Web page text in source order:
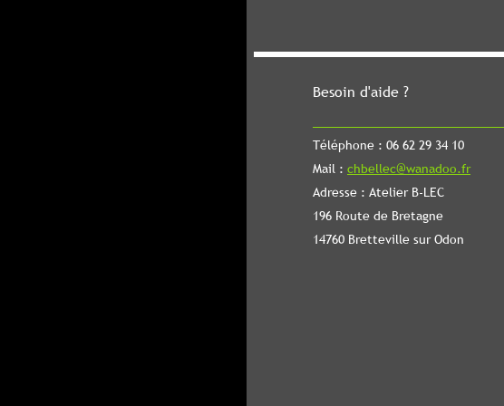
Besoin d'aide ?
Téléphone : 06 62 29 34 10
Mail : chbellec@wanadoo.fr
Adresse : Atelier B-LEC
196 Route de Bretagne
14760 Bretteville sur Odon